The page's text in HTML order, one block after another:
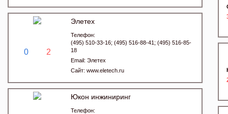
0 2
Элетех
Телефон:
(495) 510-33-16; (495) 516-88-41; (495) 516-85-
18
Email: Элетех
Сайт: www.eletech.ru
Юкон инжиниринг
Телефон: